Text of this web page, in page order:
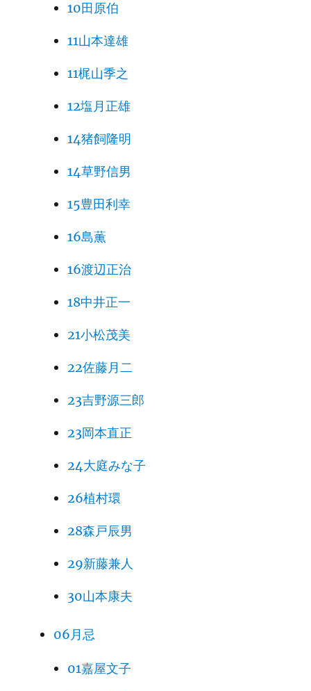
10田原伯
11山本達雄
11梶山季之
12塩月正雄
14猪飼隆明
14草野信男
15豊田利幸
16島薫
16渡辺正治
18中井正一
21小松茂美
22佐藤月二
23吉野源三郎
23岡本直正
24大庭みな子
26植村環
28森戸辰男
29新藤兼人
30山本康夫
06月忌
01嘉屋文子